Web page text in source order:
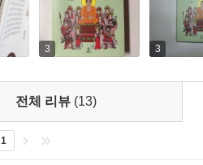
3 3
전체 리뷰 (13)
1